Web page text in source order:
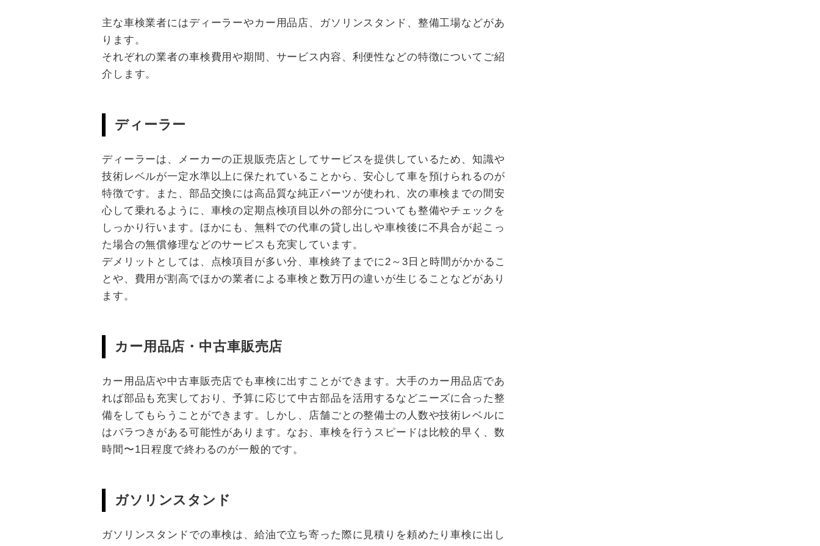
主な車検業者にはディーラーやカー用品店、ガソリンスタンド、整備工場などがあ
ります。
それぞれの業者の車検費用や期間、サービス内容、利便性などの特徴についてご紹
介します。
ディーラー
ディーラーは、メーカーの正規販売店としてサービスを提供しているため、知識や
技術レベルが一定水準以上に保たれていることから、安心して車を預けられるのが
特徴です。また、部品交換には高品質な純正パーツが使われ、次の車検までの間安
心して乗れるように、車検の定期点検項目以外の部分についても整備やチェックを
しっかり行います。ほかにも、無料での代車の貸し出しや車検後に不具合が起こっ
た場合の無償修理などのサービスも充実しています。
デメリットとしては、点検項目が多い分、車検終了までに2～3日と時間がかかるこ
とや、費用が割高でほかの業者による車検と数万円の違いが生じることなどがあり
ます。
カー用品店・中古車販売店
カー用品店や中古車販売店でも車検に出すことができます。大手のカー用品店であ
れば部品も充実しており、予算に応じて中古部品を活用するなどニーズに合った整
備をしてもらうことができます。しかし、店舗ごとの整備士の人数や技術レベルに
はバラつきがある可能性があります。なお、車検を行うスピードは比較的早く、数
時間〜1日程度で終わるのが一般的です。
ガソリンスタンド
ガソリンスタンドでの車検は、給油で立ち寄った際に見積りを頼めたり車検に出し